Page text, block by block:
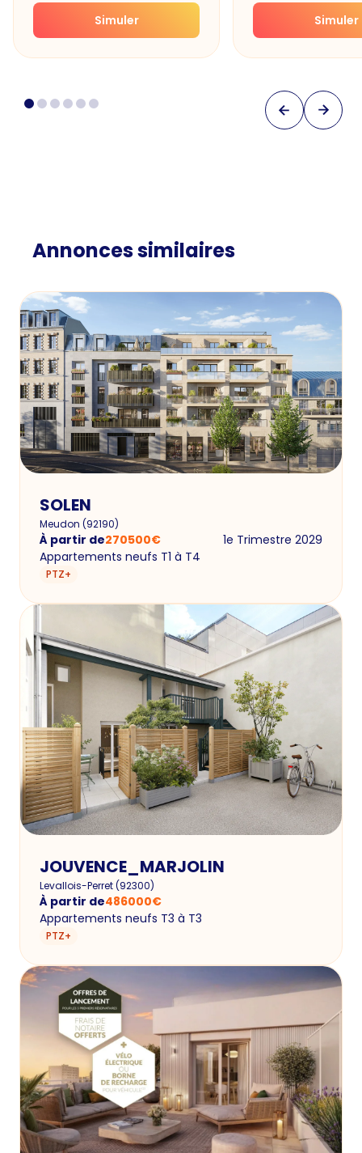
Simuler Simuler
Annonces similaires
SOLEN
Meudon (92190)
À partir de270500€
1e Trimestre 2029
Appartements neufs T1 à T4
PTZ+
JOUVENCE_MARJOLIN
Levallois-Perret(92300)
À partir de486000€
Appartements neufs T3 à T3
PTZ+